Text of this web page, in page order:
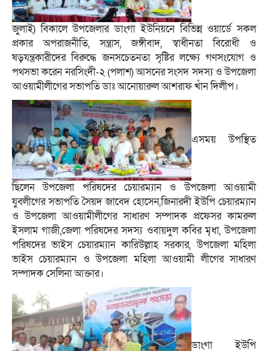
জুলাই) বিকালে উপজেলার ডাংগা ইউনিয়নে বিভিন্ন ওয়ার্ডে সকল
প্রকার অপরাজনীতি, সন্ত্রাস, জঙ্গীবাদ, স্বাধীনতা বিরোধী ও
ষড়যন্ত্রকারীদের বিরুদ্ধে জনসচেতনতা সৃষ্টির লক্ষ্যে গণসংযোগ ও
পথসভা করেন নরসিংদী-২ (পলাশ) আসনের সংসদ সদস্য ও উপজেলা
আওয়ামীলীগের সভাপতি ডাঃ আনোয়ারুল আশরাফ খাঁন দিলীপ।
এসময় উপস্থিত
ছিলেন উপজেলা পরিষদের চেয়ারম্যান ও উপজেলা আওয়ামী
যুবলীগের সভাপতি সৈয়দ জাবেদ হোসেন,জিনারদী ইউপি চেয়ারম্যান
ও উপজেলা আওয়ামীলীগের সাধারণ সম্পাদক প্রফেসর কামরুল
ইসলাম গাজী,জেলা পরিষদের সদস্য ওবায়দুল কবির মৃধা, উপজেলা
পরিষদের ভাইস চেয়ারম্যান কারিউল্লাহ সরকার, উপজেলা মহিলা
ভাইস চেয়ারম্যান ও উপজেলা মহিলা আওয়ামী লীগের সাধারণ
সম্পাদক সেলিনা আক্তার।
ডাংগা ইউপি